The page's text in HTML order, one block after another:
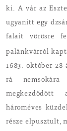
ki. A vár az
ugyanitt egy
falait vörösre
palánkvárról
1683. október
rá nemsokára
megkezdődött
hároméves
része elpusztult,